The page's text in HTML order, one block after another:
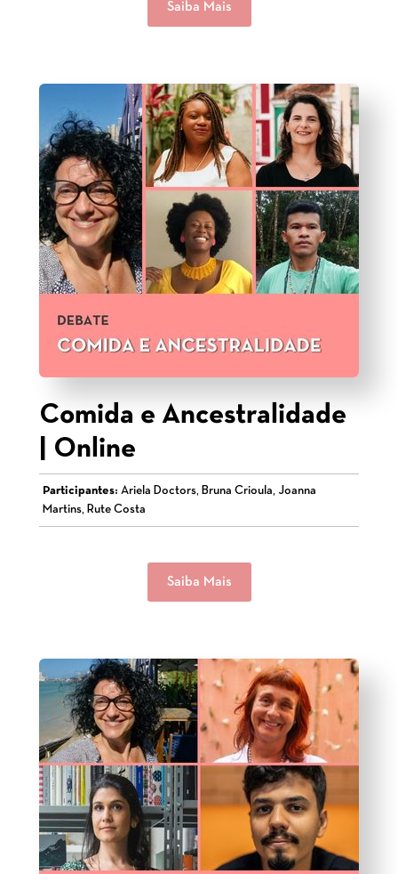
Saiba Mais
Comida e Ancestralidade
| Online
Participantes: Ariela Doctors, Bruna Crioula, Joanna
Martins, Rute Costa
Saiba Mais